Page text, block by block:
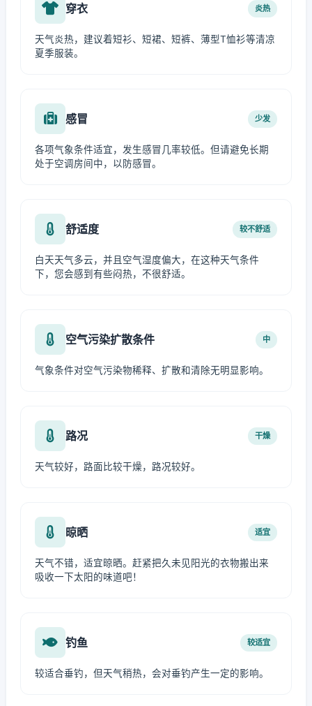
穿衣 炎热
天气炎热，建议着短衫、短裙、短裤、薄型T恤衫等清凉
夏季服装。
感冒 少发
各项气象条件适宜，发生感冒几率较低。但请避免长期
处于空调房间中，以防感冒。
舒适度 较不舒适
白天天气多云，并且空气湿度偏大，在这种天气条件
下，您会感到有些闷热，不很舒适。
空气污染扩散条件 中
气象条件对空气污染物稀释、扩散和清除无明显影响。
路况 干燥
天气较好，路面比较干燥，路况较好。
晾晒 适宜
天气不错，适宜晾晒。赶紧把久未见阳光的衣物搬出来
吸收一下太阳的味道吧！
钓鱼 较适宜
较适合垂钓，但天气稍热，会对垂钓产生一定的影响。